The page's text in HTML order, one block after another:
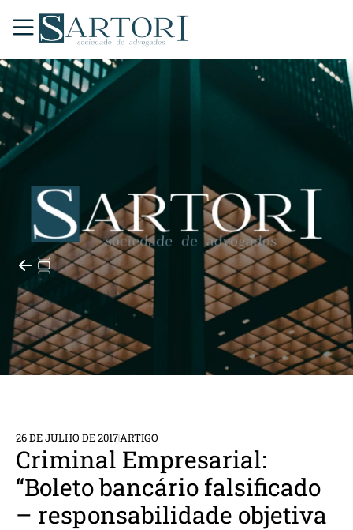
26 DE JULHO DE 2017ARTIGO
Criminal Empresarial:
“Boleto bancário falsificado
– responsabilidade objetiva